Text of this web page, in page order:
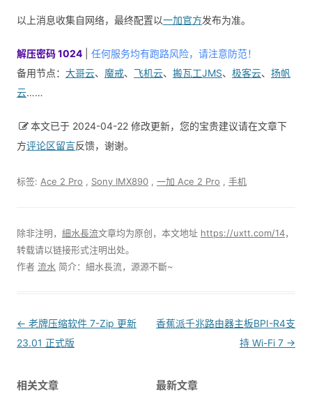
以上消息收集自网络，最终配置以一加官方发布为准。
解压密码 1024
任何服务均有跑路风险，请注意防范！
备用节点： 大哥云、 魔戒、 飞机云、 搬瓦工JMS、 极客云、 扬帆
云……
本文已于 2024-04-22 修改更新，您的宝贵建议请在文章下
方评论区留言反馈，谢谢。
标签: Ace 2 Pro Sony IMX890 一加 Ace 2 Pro 手机
除非注明， 細水長流文章均为原创，本文地址 https://uxtt.com/14，
转载请以链接形式注明出处。
作者 流水 简介：細水長流，源源不斷~
Post
navigation
← 老牌压缩软件 7-Zip 更新
23.01 正式版
香蕉派千兆路由器主板BPI-R4支
持 Wi-Fi 7 →
相关文章 最新文章